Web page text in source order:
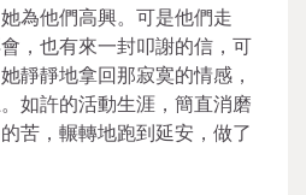
為他們高興。可是他們走
，也有來一封叩謝的信，可
靜靜地拿回那寂寞的情感，
如許的活動生涯，簡直消磨
苦，輾轉地跑到延安，做了